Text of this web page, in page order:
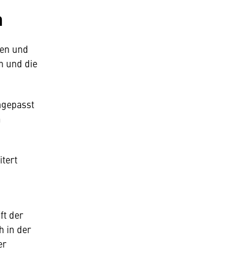
und
und die
der
in der